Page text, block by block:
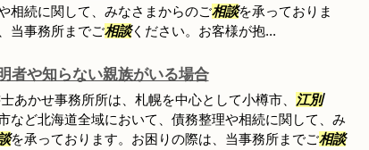
相続に関して、みなさまからのご相談を承っておりま
当事務所までご相談ください。お客様が抱...
者や知らない親族がいる場合
あかせ事務所所は、札幌を中心として小樽市、
江別
など北海道全域において、債務整理や相続に関して、み
を承っております。お困りの際は、当事務所までご相談